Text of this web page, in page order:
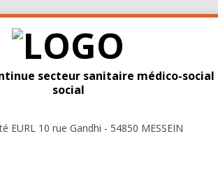
secteur sanitaire médico-social
social
EURL 10 rue Gandhi - 54850 MESSEIN